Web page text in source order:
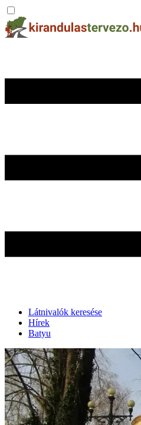
Látnivalók keresése
Hírek
Batyu